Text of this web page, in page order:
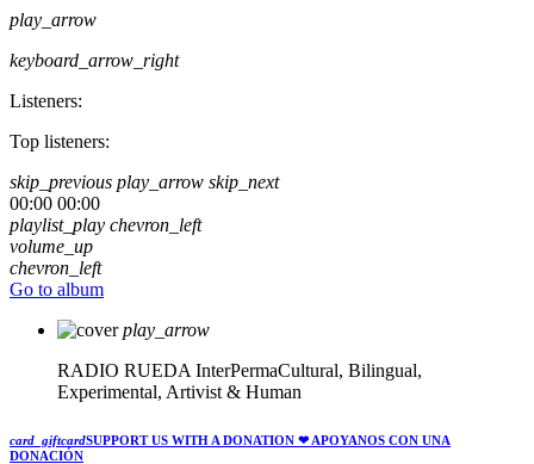
play_arrow
keyboard_arrow_right
Listeners:
Top listeners:
skip_previous play_arrow skip_next
00:00 00:00
playlist_play chevron_left
volume_up
chevron_left
Go to album
play_arrow
RADIO RUEDA InterPermaCultural, Bilingual,
Experimental, Artivist & Human
card_giftcardSUPPORT US WITH A DONATION ❤ APOYANOS CON UNA
DONACIÓN